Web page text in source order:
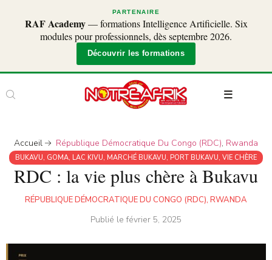
PARTENAIRE
RAF Academy— formations Intelligence Artificielle. Six
modules pour professionnels, dès septembre 2026.
Découvrir les formations
Accueil République Démocratique Du Congo (RDC), Rwanda
BUKAVU, GOMA, LAC KIVU, MARCHÉ BUKAVU, PORT BUKAVU, VIE CHÈRE
RDC : la vie plus chère à Bukavu
RÉPUBLIQUE DÉMOCRATIQUE DU CONGO (RDC), RWANDA
Publié lefévrier 5, 2025